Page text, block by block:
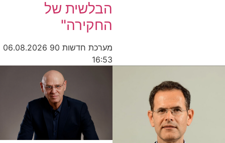
הבלשית של
החקירה"
מערכת חדשות 90
06.08.2026
16:53